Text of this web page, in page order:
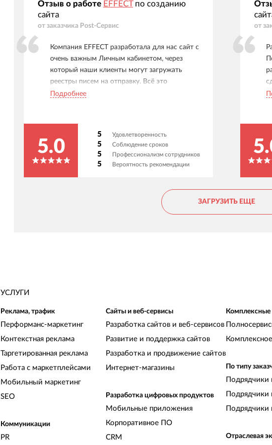
Отзыв о работе EFFECTпо созданию
сайта
от заказчика Post-Сервис
Компания EFFECT разработала для нас сайт с
очень важным Личным кабинетом, через
который наши клиенты могут загружать
реестры писем на отправку. Всё это
интегрировано с нашей 1С, которую также
всегда на связи, никогда ни в чем не
отказывают, всегда советуют как лучше. При
этом ценник за час работы у них очень
Подробнее
5.0
5 Удовлетворенность
5 Соблюдение сроков
5 Профессионализм сотрудников
5 Вероятность рекомендации
от
ЗАГРУЗИТЬ ЕЩЕ
УСЛУГИ
Реклама, трафик
Перформанс-маркетинг
Контекстная реклама
Таргетированная реклама
Работа с маркетплейсами
Мобильный маркетинг
SEO
Коммуникации
PR
Сайты и веб-сервисы
Разработка сайтов и веб-сервисов
Развитие и поддержка сайтов
Разработка и продвижение сайтов
Интернет-магазины
Разработка цифровых продуктов
Мобильные приложения
Корпоративное ПО
CRM
Комплексные
По типу
Подрядчики
Подрядчики
Подрядчики
Отраслевая